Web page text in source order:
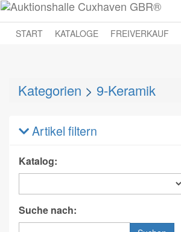
START
KATALOGE FREIVERKAUF
Kategorien > 9-Keramik
Artikel filtern
Katalog:
Suche nach: